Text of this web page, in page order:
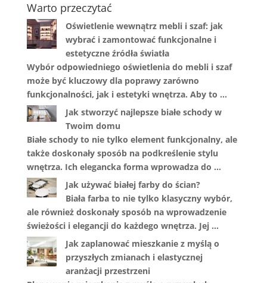
Warto przeczytać
Oświetlenie wewnątrz mebli i szaf: jak
wybrać i zamontować funkcjonalne i
estetyczne źródła światła
Wybór odpowiedniego oświetlenia do mebli i szaf
może być kluczowy dla poprawy zarówno
funkcjonalności, jak i estetyki wnętrza. Aby to …
Jak stworzyć najlepsze białe schody w
Twoim domu
Białe schody to nie tylko element funkcjonalny, ale
także doskonały sposób na podkreślenie stylu
wnętrza. Ich elegancka forma wprowadza do …
Jak używać białej farby do ścian?
Biała farba to nie tylko klasyczny wybór,
ale również doskonały sposób na wprowadzenie
świeżości i elegancji do każdego wnętrza. Jej …
Jak zaplanować mieszkanie z myślą o
przyszłych zmianach i elastycznej
aranżacji przestrzeni